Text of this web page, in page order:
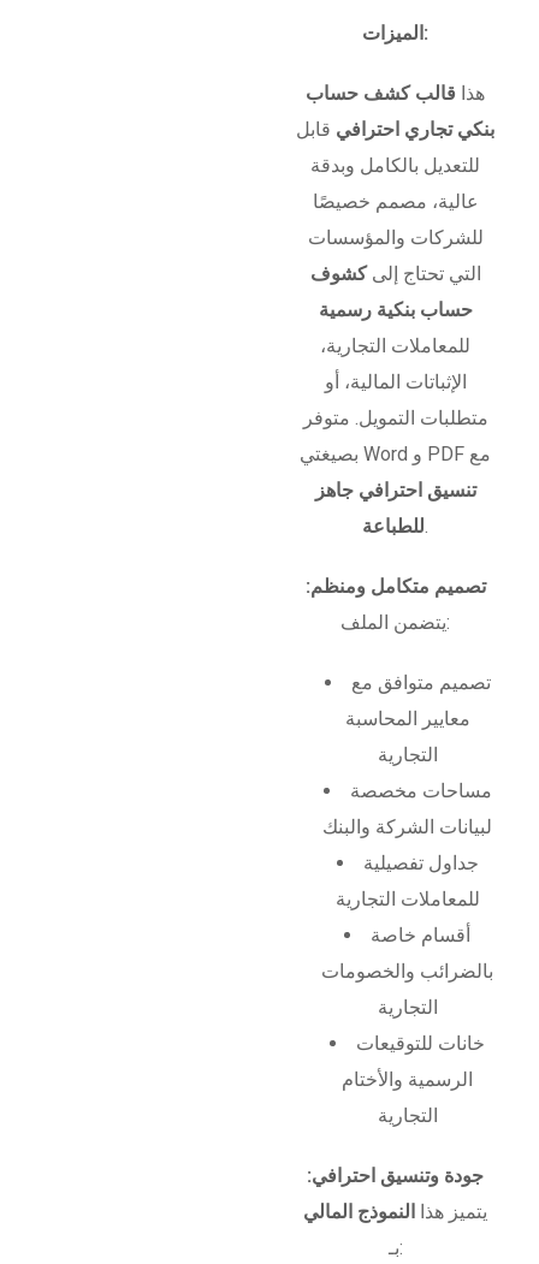
الميزات:
هذا قالب كشف حساب
بنكي تجاري احترافي قابل
للتعديل بالكامل وبدقة
عالية، مصمم خصيصًا
للشركات والمؤسسات
التي تحتاج إلىكشوف
حساب بنكية رسمية
للمعاملات التجارية،
الإثباتات المالية، أو
متطلبات التمويل. متوفر
بصيغتي Word و PDF مع
تنسيق احترافي جاهز
للطباعة.
تصميم متكامل ومنظم:
يتضمن الملف:
تصميم متوافق مع
معايير المحاسبة
التجارية
مساحات مخصصة
لبيانات الشركة والبنك
جداول تفصيلية
للمعاملات التجارية
أقسام خاصة
بالضرائب والخصومات
التجارية
خانات للتوقيعات
الرسمية والأختام
التجارية
جودة وتنسيق احترافي:
يتميز هذا
النموذج المالي
بـ: